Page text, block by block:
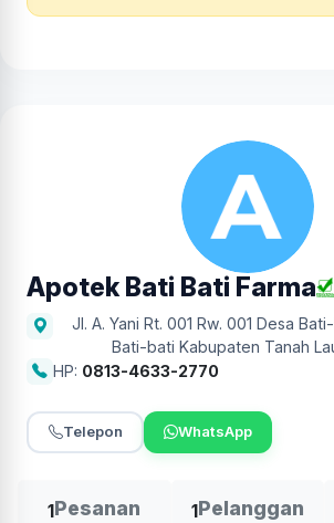
Apotek Bati Bati Farma
Jl. A. Yani Rt. 001 Rw. 001 Desa
Bati-bati Kabupaten Tanah
HP: 0813-4633-2770
Telepon WhatsApp
1Pesanan 1Pelanggan